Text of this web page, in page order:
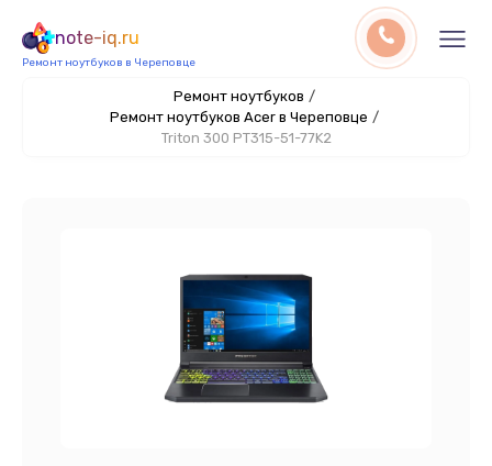
note-iq.ru
Ремонт ноутбуков в Череповце
Ремонт ноутбуков /
Ремонт ноутбуков Acer в Череповце /
Triton 300 PT315-51-77K2